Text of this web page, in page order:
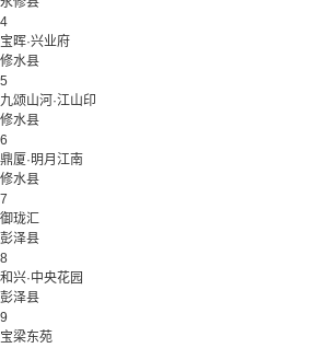
4
宝晖·兴业府
修水县
5
九颂山河·江山印
修水县
6
鼎厦·明月江南
修水县
7
御珑汇
彭泽县
8
和兴·中央花园
彭泽县
9
宝梁东苑